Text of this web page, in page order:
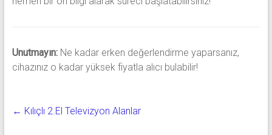
Unutmayın:Ne kadar erken değerlendirme yaparsanız,
cihazınız o kadar yüksek fiyatla alıcı bulabilir!
← Kılıçlı 2.El Televizyon Alanlar